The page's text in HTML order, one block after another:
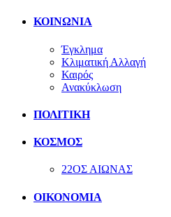
ΚΟΙΝΩΝΙΑ
Έγκλημα
Κλιματική Αλλαγή
Καιρός
Ανακύκλωση
ΠΟΛΙΤΙΚΗ
ΚΟΣΜΟΣ
22ΟΣ ΑΙΩΝΑΣ
ΟΙΚΟΝΟΜΙΑ